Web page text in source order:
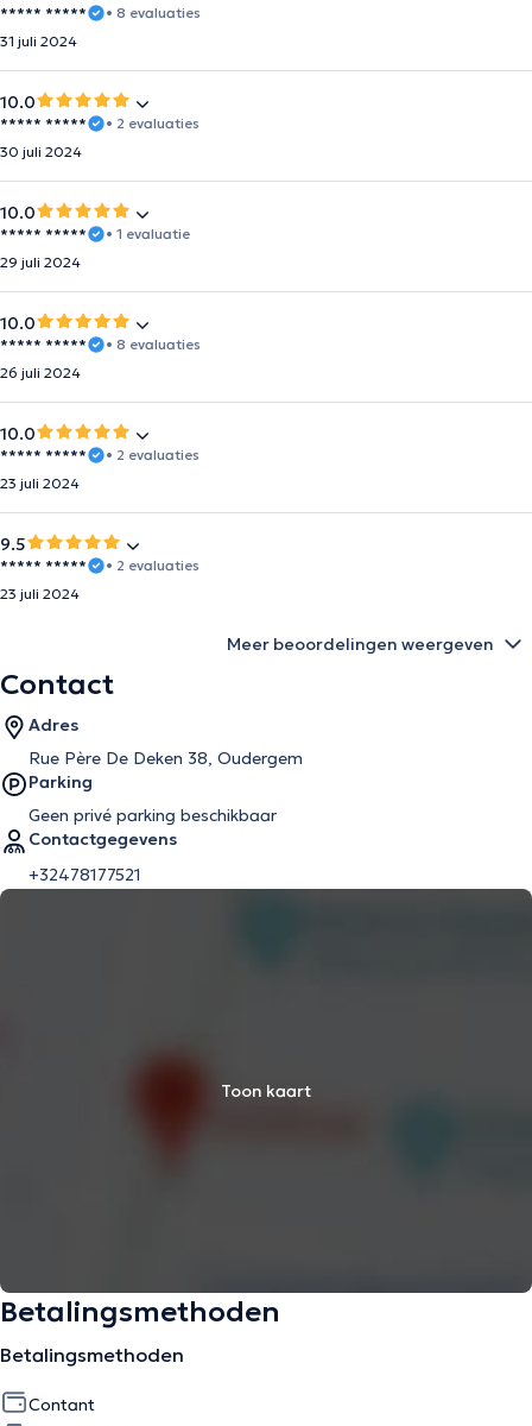
***** *****
• 8 evaluaties
31 juli 2024
10.0
***** *****
• 2 evaluaties
30 juli 2024
10.0
***** *****
• 1 evaluatie
29 juli 2024
10.0
***** *****
• 8 evaluaties
26 juli 2024
10.0
***** *****
• 2 evaluaties
23 juli 2024
9.5
***** *****
• 2 evaluaties
23 juli 2024
Meer beoordelingen weergeven
Contact
Adres
Rue Père De Deken 38, Oudergem
Parking
Geen privé parking beschikbaar
Contactgegevens
+32478177521
Toon kaart
Betalingsmethoden
Betalingsmethoden
Contant